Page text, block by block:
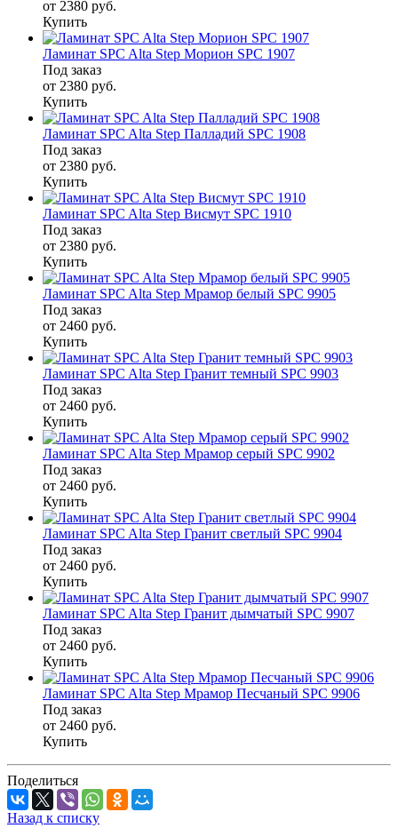
от 2380 руб.
Купить
Ламинат SPC Alta Step Морион SPC 1907
Под заказ
от 2380 руб.
Купить
Ламинат SPC Alta Step Палладий SPC 1908
Под заказ
от 2380 руб.
Купить
Ламинат SPC Alta Step Висмут SPC 1910
Под заказ
от 2380 руб.
Купить
Ламинат SPC Alta Step Мрамор белый SPC 9905
Под заказ
от 2460 руб.
Купить
Ламинат SPC Alta Step Гранит темный SPC 9903
Под заказ
от 2460 руб.
Купить
Ламинат SPC Alta Step Мрамор серый SPC 9902
Под заказ
от 2460 руб.
Купить
Ламинат SPC Alta Step Гранит светлый SPC 9904
Под заказ
от 2460 руб.
Купить
Ламинат SPC Alta Step Гранит дымчатый SPC 9907
Под заказ
от 2460 руб.
Купить
Ламинат SPC Alta Step Мрамор Песчаный SPC 9906
Под заказ
от 2460 руб.
Купить
Поделиться
Назад к списку